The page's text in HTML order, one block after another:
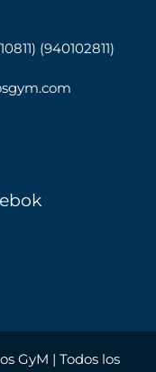
(940102811)
GyM | Todos los